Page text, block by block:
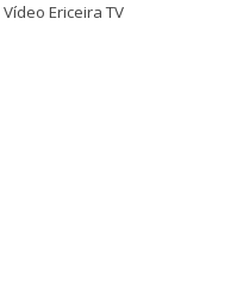
Vídeo Ericeira TV